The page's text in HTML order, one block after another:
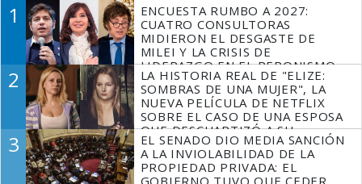
1
ENCUESTA RUMBO A 2027:
CUATRO CONSULTORAS
MIDIERON EL DESGASTE DE
MILEI Y LA CRISIS DE
LIDERAZGO EN EL PERONISMO
2
LA HISTORIA REAL DE "ELIZE:
SOMBRAS DE UNA MUJER", LA
NUEVA PELÍCULA DE NETFLIX
SOBRE EL CASO DE UNA ESPOSA
QUE DESCUARTIZÓ A SU
MARIDO
3
EL SENADO DIO MEDIA SANCIÓN
A LA INVIOLABILIDAD DE LA
PROPIEDAD PRIVADA: EL
GOBIERNO TUVO QUE CEDER